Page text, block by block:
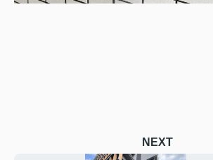
NEXT